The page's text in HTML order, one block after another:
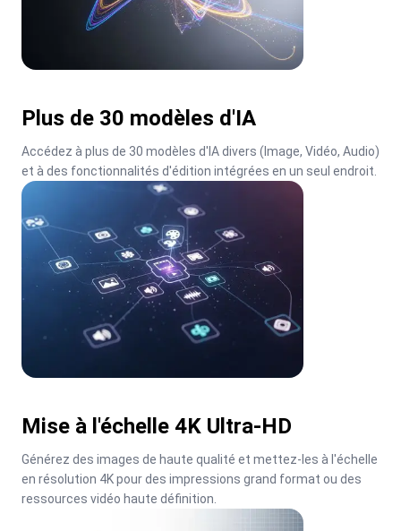
Plus de 30 modèles d'IA
Accédez à plus de 30 modèles d'IA divers (Image, Vidéo, Audio)
et à des fonctionnalités d'édition intégrées en un seul endroit.
Mise à l'échelle 4K Ultra-HD
Générez des images de haute qualité et mettez-les à l'échelle
en résolution 4K pour des impressions grand format ou des
ressources vidéo haute définition.